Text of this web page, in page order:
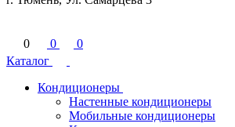
0 0
0
Каталог
Кондиционеры
Настенные кондиционеры
Мобильные кондиционеры